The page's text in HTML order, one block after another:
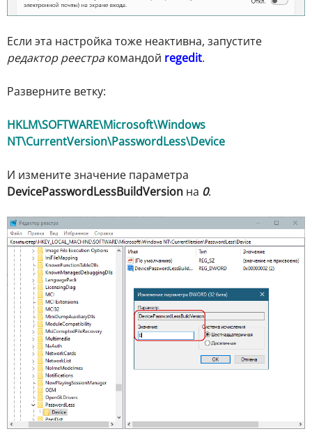
Если эта настройка тоже неактивна, запустите
редактор реестракомандой regedit.
Разверните ветку:
HKLM\SOFTWARE\Microsoft\Windows
NT\CurrentVersion\PasswordLess\Device
И измените значение параметра
DevicePasswordLessBuildVersion на 0.